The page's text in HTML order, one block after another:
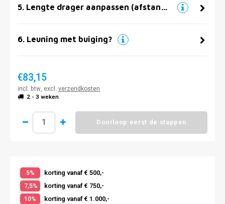
5. Lengte drager aanpassen (afstand muur)
6. Leuning met buiging?
€83,15
incl. btw, excl. verzendkosten
2 - 3 weken
Doorloop eerst de stappen
5% korting vanaf € 500,-
7,5% korting vanaf € 750,-
10% korting vanaf € 1.000,-